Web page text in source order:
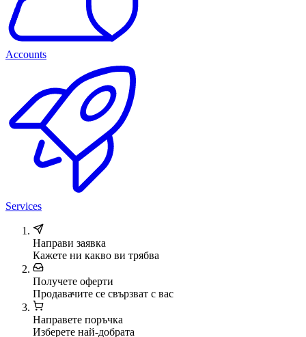
Accounts
Services
Направи заявка
Кажете ни какво ви трябва
Получете оферти
Продавачите се свързват с вас
Направете поръчка
Изберете най-добрата